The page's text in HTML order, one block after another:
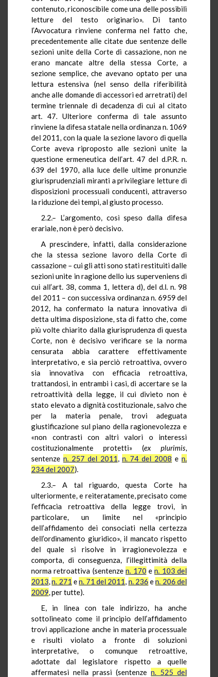
contenuto, riconoscibile come una delle possibili
letture del testo originario». Di tanto
l’Avvocatura rinviene conferma nel fatto che,
precedentemente alle citate due sentenze delle
sezioni unite della Corte di cassazione, non ne
erano mancate altre della stessa Corte, a
sezione semplice, che avevano optato per una
lettura estensiva (nel senso della riferibilità
anche alle domande di accessori ed arretrati) del
termine triennale di decadenza di cui al citato
art. 47. Ulteriore conferma di tale assunto
rinviene la difesa statale nella ordinanza n. 1069
del 2011, con la quale la sezione lavoro di quella
Corte aveva riproposto alle sezioni unite la
questione ermeneutica dell’art. 47 del d.P.R. n.
639 del 1970, alla luce delle ultime pronunzie
giurisprudenziali miranti a privilegiare letture di
disposizioni processuali conducenti, attraverso
la riduzione dei tempi, al giusto processo.
2.2.– L’argomento, così speso dalla difesa
erariale, non è però decisivo.
A prescindere, infatti, dalla considerazione
che la stessa sezione lavoro della Corte di
cassazione – cui gli atti sono stati restituiti dalle
sezioni unite in ragione dello ius superveniens di
cui all’art. 38, comma 1, lettera d), del d.l. n. 98
del 2011 – con successiva ordinanza n. 6959 del
2012, ha confermato la natura innovativa di
detta ultima disposizione, sta di fatto che, come
più volte chiarito dalla giurisprudenza di questa
Corte, non è decisivo verificare se la norma
censurata abbia carattere effettivamente
interpretativo, e sia perciò retroattiva, ovvero
sia innovativa con efficacia retroattiva,
trattandosi, in entrambi i casi, di accertare se la
retroattività della legge, il cui divieto non è
stato elevato a dignità costituzionale, salvo che
per la materia penale, trovi adeguata
giustificazione sul piano della ragionevolezza e
«non contrasti con altri valori o interessi
costituzionalmente protetti» (ex plurimis,
sentenze n. 257 del 2011, n. 74 del 2008 en.
234 del 2007).
2.3.– A tal riguardo, questa Corte ha
ulteriormente, e reiteratamente, precisato come
l’efficacia retroattiva della legge trovi, in
particolare, un limite nel «principio
dell’affidamento dei consociati nella certezza
dell’ordinamento giuridico», il mancato rispetto
del quale si risolve in irragionevolezza e
comporta, di conseguenza, l’illegittimità della
norma retroattiva (sentenzen. 170 en. 103 del
2013,n. 271 en. 71 del 2011, n. 236 en. 206 del
2009, per tutte).
E, in linea con tale indirizzo, ha anche
sottolineato come il principio dell’affidamento
trovi applicazione anche in materia processuale
e risulti violato a fronte di soluzioni
interpretative, o comunque retroattive,
adottate dal legislatore rispetto a quelle
affermatesi nella prassi (sentenze n. 525 del